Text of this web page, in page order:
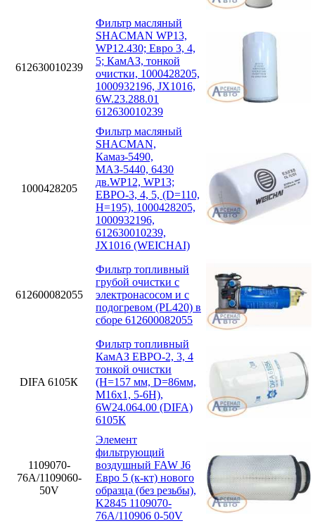
612630010239
Фильтр масляный
SHACMAN WP13,
WP12.430; Eвро 3, 4,
5; КамАЗ, тонкой
очистки, 1000428205,
1000932196, JX1016,
6W.23.288.01
612630010239
1000428205
Фильтр масляный
SHACMAN,
Камаз-5490,
МАЗ-5440, 6430
дв.WP12, WP13;
ЕВРО-3, 4, 5, (D=110,
H=195), 1000428205,
1000932196,
612630010239,
JX1016 (WEICHAI)
612600082055
Фильтр топливный
грубой очистки с
электронасосом и с
подогревом (PL420) в
сборе 612600082055
DIFA 6105К
Фильтр топливный
КамАЗ ЕВРО-2, 3, 4
тонкой очистки
(H=157 мм, D=86мм,
M16x1, 5-6H),
6W24.064.00 (DIFA)
6105К
1109070-
76А/1109060-
50V
Элемент
фильтрующий
воздушный FAW J6
Евро 5 (к-кт) нового
образца (без резьбы),
K2845 1109070-
76А/110906 0-50V